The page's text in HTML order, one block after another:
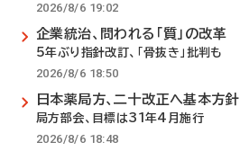
2026/8/6 19:02
企業統治、問われる「質」の改革
5年ぶり指針改訂、「骨抜き」批判も
2026/8/6 18:50
日本薬局方、二十改正へ基本方針
局方部会、目標は31年4月施行
2026/8/6 18:48